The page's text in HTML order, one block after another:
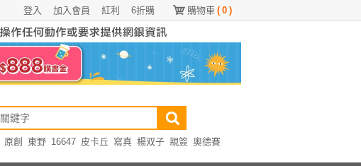
購物車 ( 0 )
6折購
紅利
加入會員
登入
原創 東野 16647 皮卡丘 寫真 楊双子 親簽 奧德賽